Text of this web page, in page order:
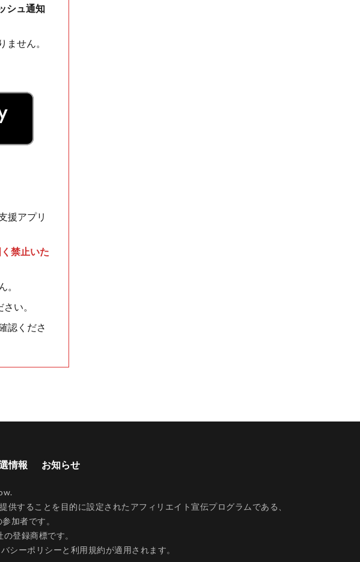
シュ通知
せん。
援アプリ
禁止いた
。
い。
認くださ
情報 お知らせ
することを目的に設定されたアフィリエイト宣伝プログラムである、
加者です。
登録商標です。
シーポリシーと 利用規約が適用されます。